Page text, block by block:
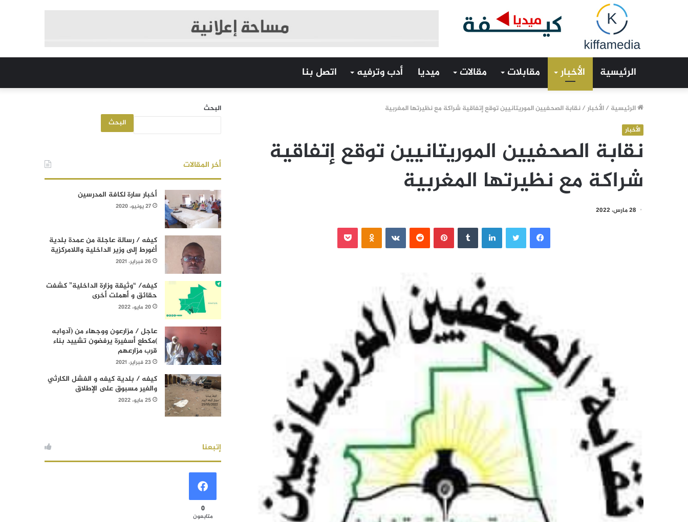
الرئيسية الأخبار مقابلات مقالات ميديا أدب وترفيه اتصل بنا
الرئيسية /الأخبار/نقابة الصحفيين الموريتانيين توقع إتفاقية شراكة مع نظيرتها المغربية
الأخبار
نقابة الصحفيين الموريتانيين توقع إتفاقية
شراكة مع نظيرتها المغربية
28 مارس، 2022
فيسبوك لينكدإن بينتيريست
البحث
البحث
أخر المقالات
أخبار سارة لكافة المدرسين
27 يونيو، 2020
كيفه / رسالة عاجلة من عمدة بلدية
أغورط إلى وزير الداخلية واللامركزية
26 فبراير، 2021
كيفه/ “وثيقة وزارة الداخلية” كشفت
حقائق و أهملت أخرى
20 مايو، 2022
عاجل / مزارعون ووجهاء من (آدوابه
)مكطع أسفيرة يرفضون تشييد بناء
قرب مزارعهم
23 فبراير، 2021
كيفه / بلدية كيفه و الفشل الكارثي
والغير مسبوق على الإطلاق
25 مايو، 2022
إتبعنا
0
متابعون